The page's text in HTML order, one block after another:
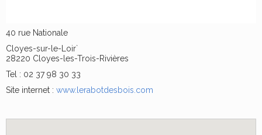
40 rue Nationale
Cloyes-sur-le-Loir`
28220 Cloyes-les-Trois-Rivières
Tel : 02 37 98 30 33
Site internet : www.lerabotdesbois.com